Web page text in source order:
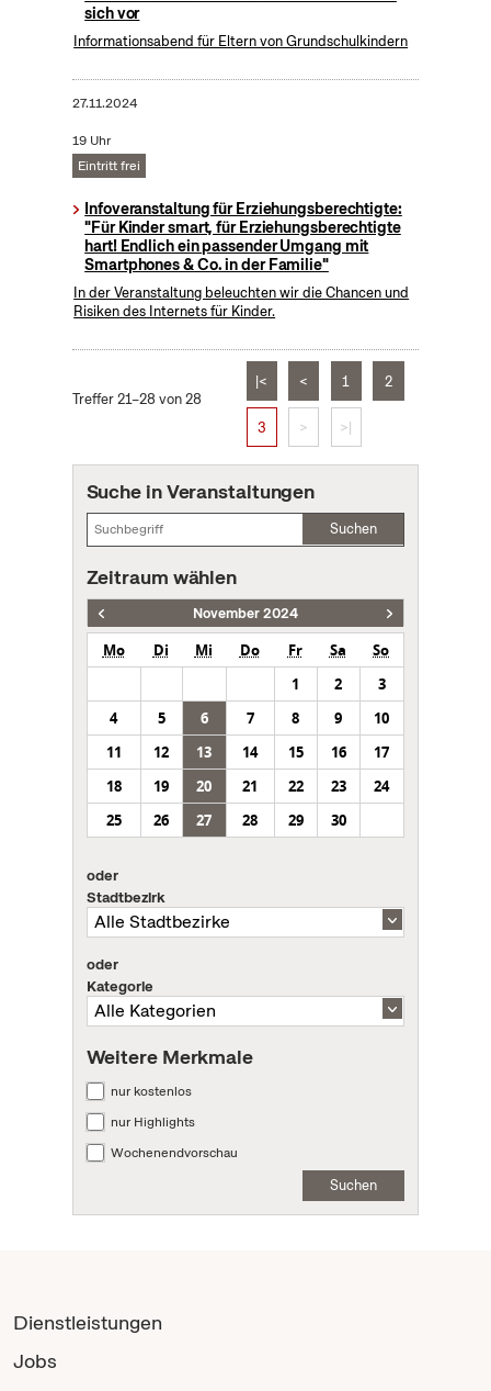
sich vor
Informationsabend für Eltern von Grundschulkindern
27.11.2024
19 Uhr
Eintritt frei
Infoveranstaltung für Erziehungsberechtigte:
"Für Kinder smart, für Erziehungsberechtigte
hart! Endlich ein passender Umgang mit
Smartphones & Co. in der Familie"
In der Veranstaltung beleuchten wir die Chancen und
Risiken des Internets für Kinder.
Treffer 21–28 von 28
|< < 1 2
3 > >|
Suche in Veranstaltungen
Suchen
Zeitraum wählen
November 2024
Mo Di Mi Do Fr Sa
So
1
2
3
4
5 6 7 8 9
10
11
12 13 14 15 16
17
18
19 20 21 22 23
24
25
26 27 28 29 30
oder
Stadtbezirk
oder
Kategorie
Weitere Merkmale
nur kostenlos
nur Highlights
Wochenendvorschau
Suchen
Dienstleistungen
Jobs